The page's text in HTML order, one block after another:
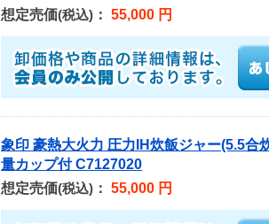
想定売価(税込) ： 55,000 円
象印 豪熱大火力 圧力IH炊飯ジャー(5.5合
量カップ付 C7127020
想定売価(税込) ： 55,000 円